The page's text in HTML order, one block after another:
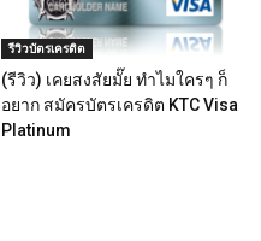
รีวิวบัตรเครดิต
(รีวิว) เคยสงสัยมั๊ย ทำไมใครๆ ก็
อยาก สมัครบัตรเครดิต KTC Visa
Platinum